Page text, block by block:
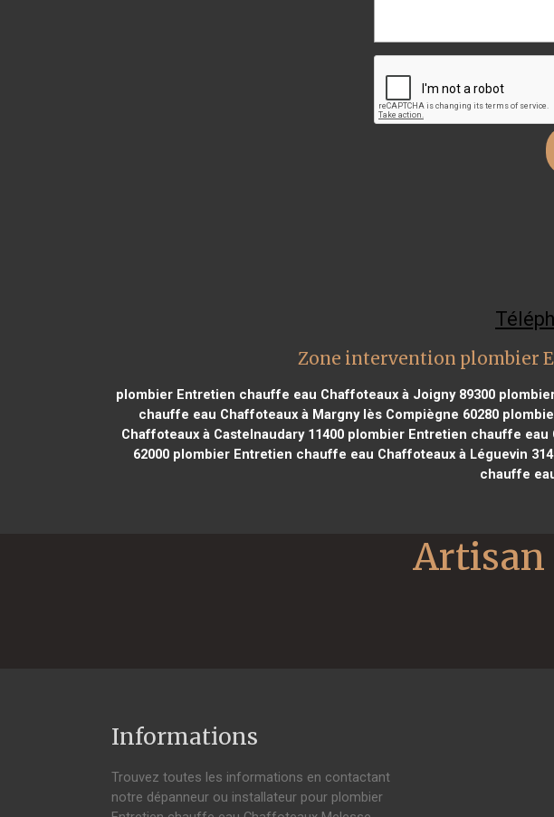
Zone intervention plombier
plombier Entretien chauffe eau Chaffoteaux à Joigny 89300
chauffe eau Chaffoteaux à Margny lès Compiègne 60280
Chaffoteaux à Castelnaudary 11400 plombier Entretien chauffe eau
62000 plombier Entretien chauffe eau Chaffoteaux à Léguevin
chauffe
Informations
Trouvez toutes les informations en contactant
notre dépanneur ou installateur pour plombier